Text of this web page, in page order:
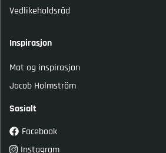
Vedlikeholdsråd
Inspirasjon
Mat og inspirasjon
Jacob Holmström
Sosialt
Facebook
Instagram